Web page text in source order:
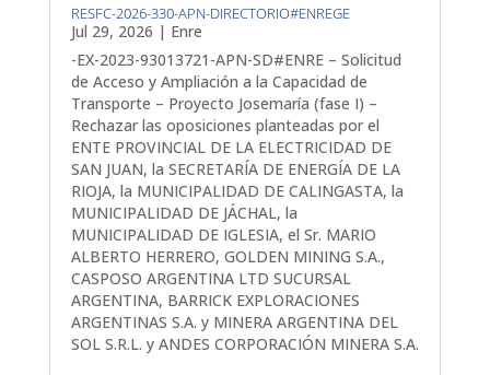
RESFC-2026-330-APN-DIRECTORIO#ENREGE
Jul 29, 2026 | Enre
-EX-2023-93013721-APN-SD#ENRE – Solicitud
de Acceso y Ampliación a la Capacidad de
Transporte – Proyecto Josemaría (fase I) –
Rechazar las oposiciones planteadas por el
ENTE PROVINCIAL DE LA ELECTRICIDAD DE
SAN JUAN, la SECRETARÍA DE ENERGÍA DE LA
RIOJA, la MUNICIPALIDAD DE CALINGASTA, la
MUNICIPALIDAD DE JÁCHAL, la
MUNICIPALIDAD DE IGLESIA, el Sr. MARIO
ALBERTO HERRERO, GOLDEN MINING S.A.,
CASPOSO ARGENTINA LTD SUCURSAL
ARGENTINA, BARRICK EXPLORACIONES
ARGENTINAS S.A. y MINERA ARGENTINA DEL
SOL S.R.L. y ANDES CORPORACIÓN MINERA S.A.